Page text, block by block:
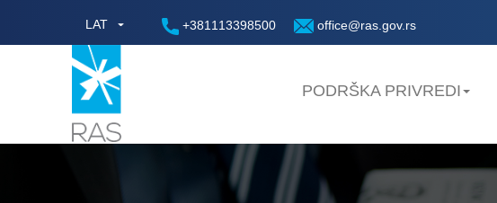
LAT +381113398500 office@ras.gov.rs
PODRŠKA PRIVREDI